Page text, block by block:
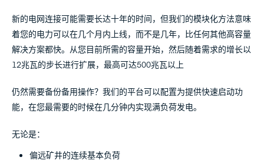
新的电网连接可能需要长达十年的时间，但我们的模块化方法意味
着您的电力可以在几个月内上线，而不是几年，比任何其他高容量
解决方案都快。从您目前所需的容量开始，然后随着需求的增长以
12兆瓦的步长进行扩展，最高可达500兆瓦以上
仍然需要备份备用操作？我们的平台可以配置为提供快速启动功
能，在您最需要的时候在几分钟内实现满负荷发电。
无论是：
偏远矿井的连续基本负荷